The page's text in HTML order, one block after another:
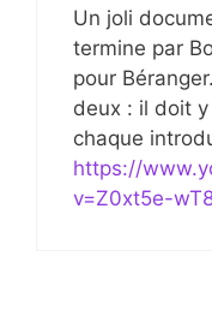
Un joli
termine par
pour
deux : il doit
chaque
https://
v=Z0xt5e-